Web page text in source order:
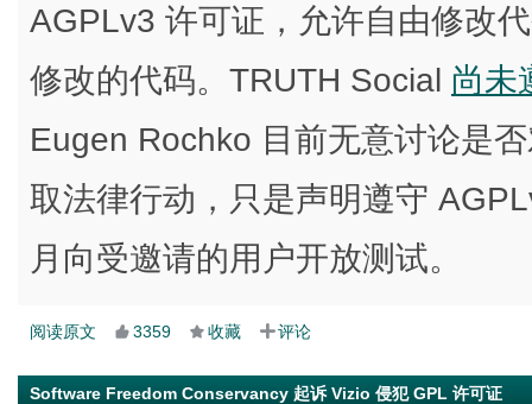
AGPLv3 许可证，允许自由修改
修改的代码。TRUTH Social 尚未
Eugen Rochko 目前无意讨论是
取法律行动，只是声明遵守
月向受邀请的用户开放测试。
阅读原文 3359 收藏 评论
Software Freedom Conservancy 起诉 Vizio 侵犯 GPL 许可证